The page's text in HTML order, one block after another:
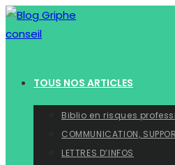
Skip
to
TOUS NOS ARTICLES
Biblio en risques
COMMUNICATION,
LETTRES D’INFOS